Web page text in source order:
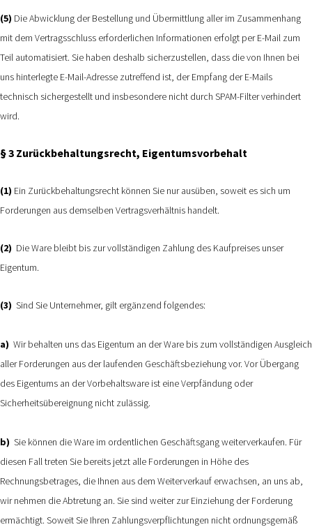
(5) Die Abwicklung der Bestellung und Übermittlung aller im Zusammenhang
mit dem Vertragsschluss erforderlichen Informationen erfolgt per E-Mail zum
Teil automatisiert. Sie haben deshalb sicherzustellen, dass die von Ihnen bei
uns hinterlegte E-Mail-Adresse zutreffend ist, der Empfang der E-Mails
technisch sichergestellt und insbesondere nicht durch SPAM-Filter verhindert
wird.
§ 3 Zurückbehaltungsrecht, Eigentumsvorbehalt
(1) Ein Zurückbehaltungsrecht können Sie nur ausüben, soweit es sich um
Forderungen aus demselben Vertragsverhältnis handelt.
(2) Die Ware bleibt bis zur vollständigen Zahlung des Kaufpreises unser
Eigentum.
(3) Sind Sie Unternehmer, gilt ergänzend folgendes:
a) Wir behalten uns das Eigentum an der Ware bis zum vollständigen Ausgleich
aller Forderungen aus der laufenden Geschäftsbeziehung vor. Vor Übergang
des Eigentums an der Vorbehaltsware ist eine Verpfändung oder
Sicherheitsübereignung nicht zulässig.
b) Sie können die Ware im ordentlichen Geschäftsgang weiterverkaufen. Für
diesen Fall treten Sie bereits jetzt alle Forderungen in Höhe des
Rechnungsbetrages, die Ihnen aus dem Weiterverkauf erwachsen, an uns ab,
wir nehmen die Abtretung an. Sie sind weiter zur Einziehung der Forderung
ermächtigt. Soweit Sie Ihren Zahlungsverpflichtungen nicht ordnungsgemäß